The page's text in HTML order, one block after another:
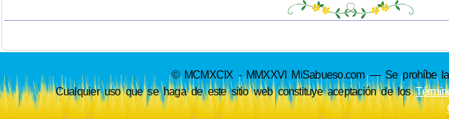
© MCMXCIX - MMXXVI MiSabueso.com — Se prohíbe
Cualquier uso que se haga de este sitio web constituye aceptación de los